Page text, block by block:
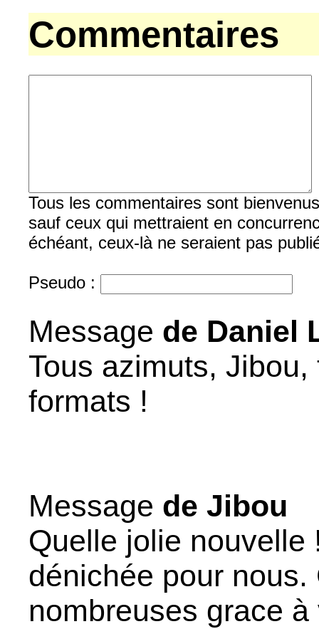
Commentaires
Tous les commentaires sont
sauf ceux qui mettraient en
échéant, ceux-là ne seraient pas
Pseudo :
Message de Daniel
Tous azimuts,
formats !
Message de Jibou
Quelle jolie nouvelle
dénichée pour
nombreuses grace à